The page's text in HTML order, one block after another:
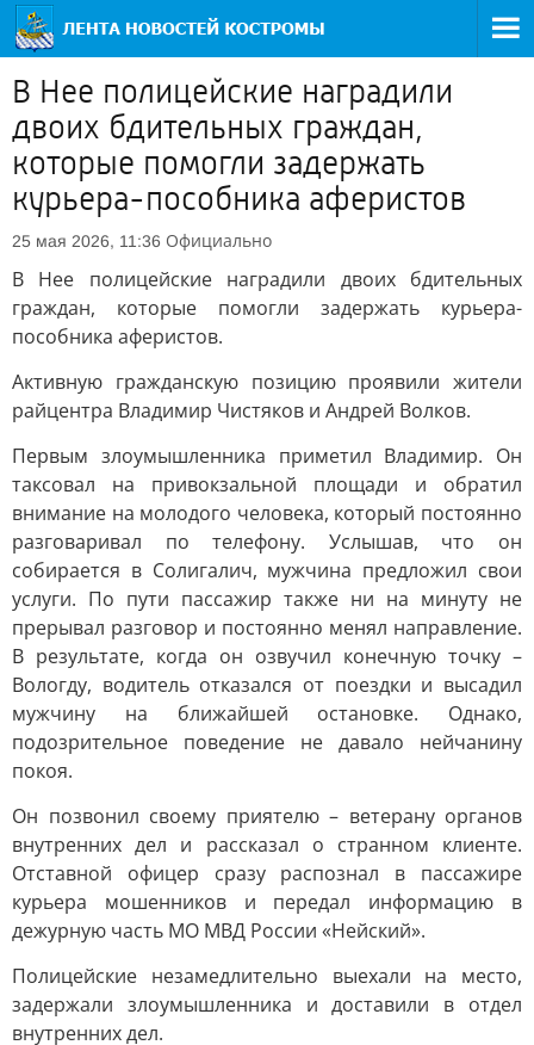
В Нее полицейские наградили
двоих бдительных граждан,
которые помогли задержать
курьера-пособника аферистов
25 мая 2026, 11:36 Официально
В Нее полицейские наградили двоих бдительных
граждан, которые помогли задержать курьера-
пособника аферистов.
Активную гражданскую позицию проявили жители
райцентра Владимир Чистяков и Андрей Волков.
Первым злоумышленника приметил Владимир. Он
таксовал на привокзальной площади и обратил
внимание на молодого человека, который постоянно
разговаривал по телефону. Услышав, что он
собирается в Солигалич, мужчина предложил свои
услуги. По пути пассажир также ни на минуту не
прерывал разговор и постоянно менял направление.
В результате, когда он озвучил конечную точку –
Вологду, водитель отказался от поездки и высадил
мужчину на ближайшей остановке. Однако,
подозрительное поведение не давало нейчанину
покоя.
Он позвонил своему приятелю – ветерану органов
внутренних дел и рассказал о странном клиенте.
Отставной офицер сразу распознал в пассажире
курьера мошенников и передал информацию в
дежурную часть МО МВД России «Нейский».
Полицейские незамедлительно выехали на место,
задержали злоумышленника и доставили в отдел
внутренних дел.